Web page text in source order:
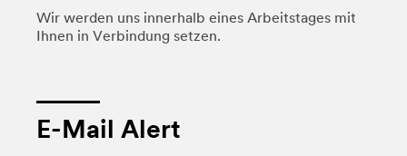
Wir werden uns innerhalb eines Arbeitstages mit
Ihnen in Verbindung setzen.
E-Mail Alert